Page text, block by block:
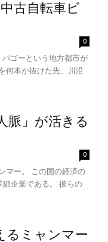
古自転車ビ
0
ゴーという地方都市が
何本か抜けた先、川沿
脈」が活きる
0
マー。 この国の経済の
企業である。 彼らの
ミャンマー